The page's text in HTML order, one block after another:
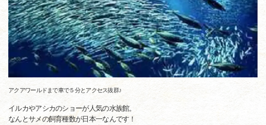
アクアワールドまで車で５分とアクセス抜群♪
イルカやアシカのショーが人気の水族館。
なんとサメの飼育種数が日本一なんです！